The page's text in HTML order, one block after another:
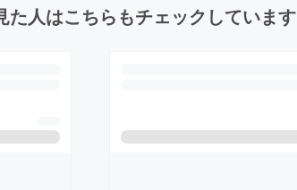
た人はこちらもチェックしています